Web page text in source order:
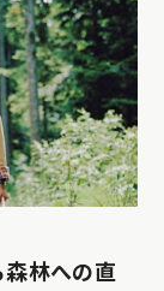
森林への直